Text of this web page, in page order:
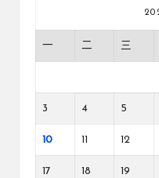
一 二 三
3 4 5
10 12
17 18 19